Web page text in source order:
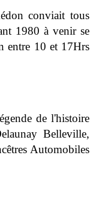
conviait tous
1980 à venir se
entre 10 et 17Hrs
de l'histoire
Belleville,
Automobiles